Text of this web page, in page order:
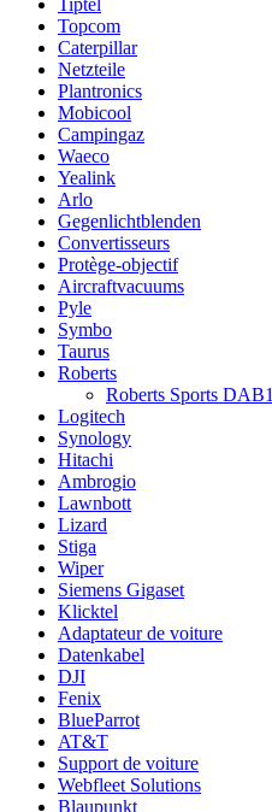
Tiptel
Topcom
Caterpillar
Netzteile
Plantronics
Mobicool
Campingaz
Waeco
Yealink
Arlo
Gegenlichtblenden
Convertisseurs
Protège-objectif
Aircraftvacuums
Pyle
Symbo
Taurus
Roberts
Roberts Sports DAB1
Logitech
Synology
Hitachi
Ambrogio
Lawnbott
Lizard
Stiga
Wiper
Siemens Gigaset
Klicktel
Adaptateur de voiture
Datenkabel
DJI
Fenix
BlueParrot
AT&T
Support de voiture
Webfleet Solutions
Blaupunkt